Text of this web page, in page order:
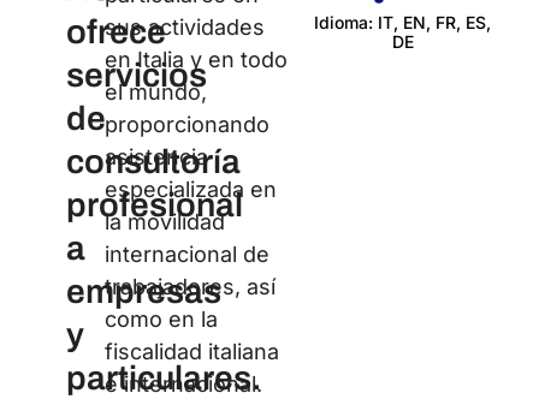
ofrece
servicios
de
consultoría
profesional
a
empresas
y
particulares.
sus actividades
en Italia y en todo
el mundo,
proporcionando
asistencia
especializada en
la movilidad
internacional de
trabajadores, así
como en la
fiscalidad italiana
e internacional.
Idioma: IT, EN, FR, ES,
DE